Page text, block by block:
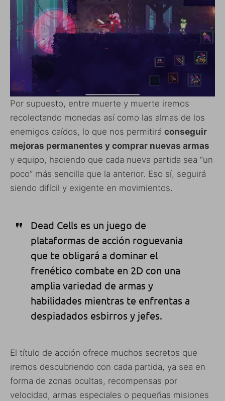
Por supuesto, entre muerte y muerte iremos
recolectando monedas así como las almas de los
enemigos caídos, lo que nos permitirá conseguir
mejoras permanentes y comprar nuevas armas
y equipo, haciendo que cada nueva partida sea “un
poco” más sencilla que la anterior. Eso sí, seguirá
siendo difícil y exigente en movimientos.
Dead Cells es un juego de
plataformas de acción roguevania
que te obligará a dominar el
frenético combate en 2D con una
amplia variedad de armas y
habilidades mientras te enfrentas a
despiadados esbirros y jefes.
El título de acción ofrece muchos secretos que
iremos descubriendo con cada partida, ya sea en
forma de zonas ocultas, recompensas por
velocidad, armas especiales o pequeñas misiones